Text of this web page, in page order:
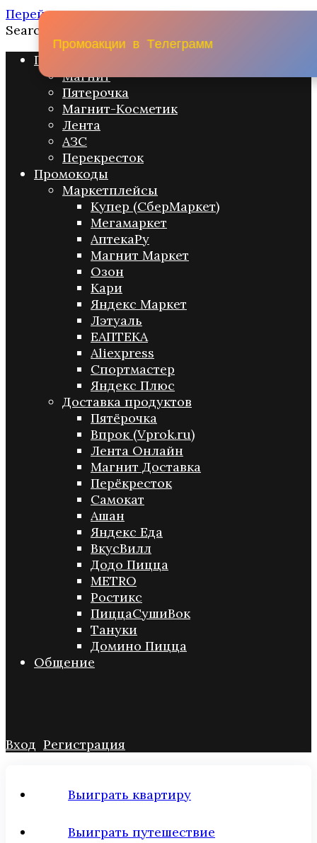
Перейти к содержанию
Search for:
Промо акции
Магнит
Пятерочка
Магнит-Косметик
Лента
АЗС
Перекресток
Промокоды
Маркетплейсы
Купер (СберМаркет)
Мегамаркет
АптекаРу
Магнит Маркет
Озон
Кари
Яндекс Маркет
Лэтуаль
ЕАПТЕКА
Aliexpress
Спортмастер
Яндекс Плюс
Доставка продуктов
Пятёрочка
Впрок (Vprok.ru)
Лента Онлайн
Магнит Доставка
Перёкресток
Самокат
Ашан
Яндекс Еда
ВкусВилл
Додо Пицца
METRO
Ростикс
ПиццаСушиВок
Тануки
Домино Пицца
Общение
Вход Регистрация
Выиграть квартиру
Выиграть путешествие
Промоакции в Телеграмм